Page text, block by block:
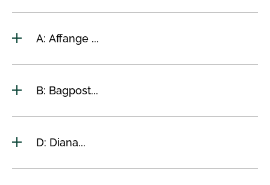
A: Affange ...
B: Bagpost...
D: Diana...